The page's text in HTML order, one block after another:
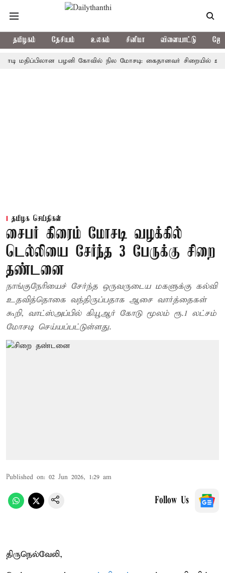
தமிழகம் தேசியம் உலகம் சினிமா விளையாட்டு
பழனி கோவில் நில மோசடி: கைதானவர் சிறையில் உயிரிழப்பு
தமிழக செய்திகள்
சைபர் கிரைம் மோசடி வழக்கில்
டெல்லியை சேர்ந்த 3 பேருக்கு சிறை
தண்டனை
நாங்குநேரியைச் சேர்ந்த ஒருவருடைய மகளுக்கு கல்வி
உதவித்தொகை வந்திருப்பதாக ஆசை வார்த்தைகள்
கூறி, வாட்ஸ்அப்பில் கியூஆர் கோடு மூலம் ரூ.1 லட்சம்
மோசடி செய்யப்பட்டுள்ளது.
Published on: 02 Jun 2026, 1:29 am
Follow Us
திருநெல்வேலி,